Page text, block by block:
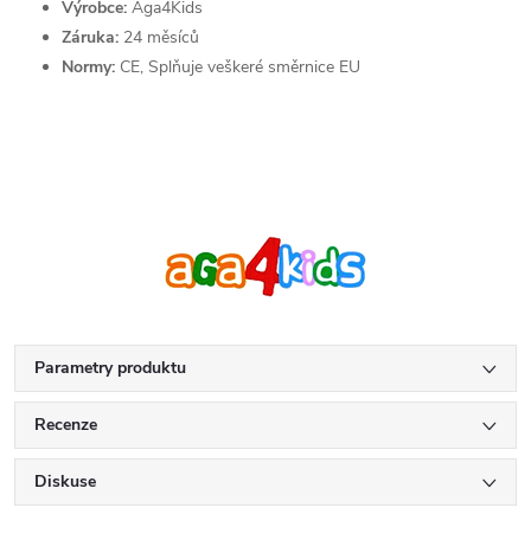
Výrobce: Aga4Kids
Záruka: 24 měsíců
Normy: CE, Splňuje veškeré směrnice EU
Parametry produktu
Recenze
Diskuse